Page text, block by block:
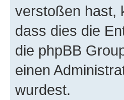
verstoßen hast,
dass dies die
die phpBB
einen
wurdest.